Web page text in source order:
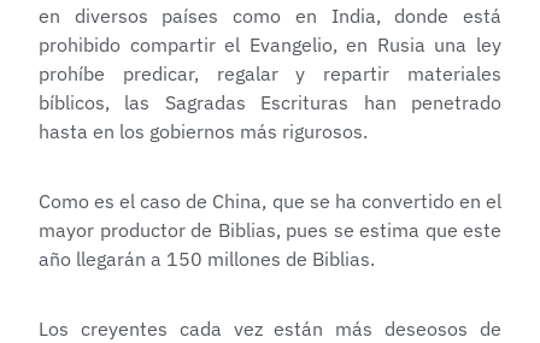
en diversos países como en India, donde está
prohibido compartir el Evangelio, en Rusia una ley
prohíbe predicar, regalar y repartir materiales
bíblicos, las Sagradas Escrituras han penetrado
hasta en los gobiernos más rigurosos.
Como es el caso de China, que se ha convertido en el
mayor productor de Biblias, pues se estima que este
año llegarán a 150 millones de Biblias.
Los creyentes cada vez están más deseosos de